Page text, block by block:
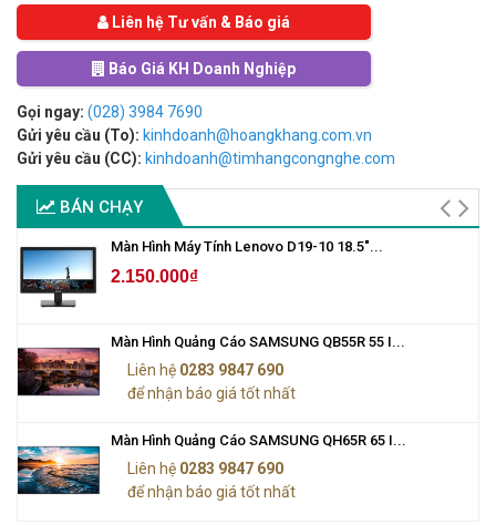
Liên hệ Tư vấn & Báo giá
Báo Giá KH Doanh Nghiệp
Gọi ngay: (028) 3984 7690
Gửi yêu cầu (To): kinhdoanh@hoangkhang.com.vn
Gửi yêu cầu (CC): kinhdoanh@timhangcongnghe.com
BÁN CHẠY
Màn Hình Máy Tính Lenovo D19-10 18.5"...
2.150.000₫
Màn Hình Quảng Cáo SAMSUNG QB55R 55 I...
Liên hệ 0283 9847 690
để nhận báo giá tốt nhất
Màn Hình Quảng Cáo SAMSUNG QH65R 65 I...
Liên hệ 0283 9847 690
để nhận báo giá tốt nhất